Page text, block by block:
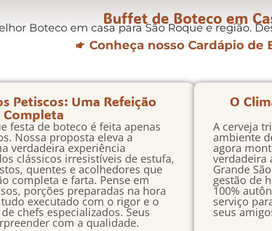
Buffet de Boteco em
Boteco em casa para São Roque e região.
Conheça nosso Cardápio de
Petiscos: Uma Refeição
Completa
festa de boteco é feita apenas
Nossa proposta eleva a
verdadeira experiência
clássicos irresistíveis de estufa,
quentes e acolhedores que
completa e farta. Pense em
porções preparadas na hora
executado com o rigor e o
chefs especializados. Seus
com a qualidade.
O
A cerveja
ambiente
agora
verdadeira
Grande
gestão de
100%
serviço
seus